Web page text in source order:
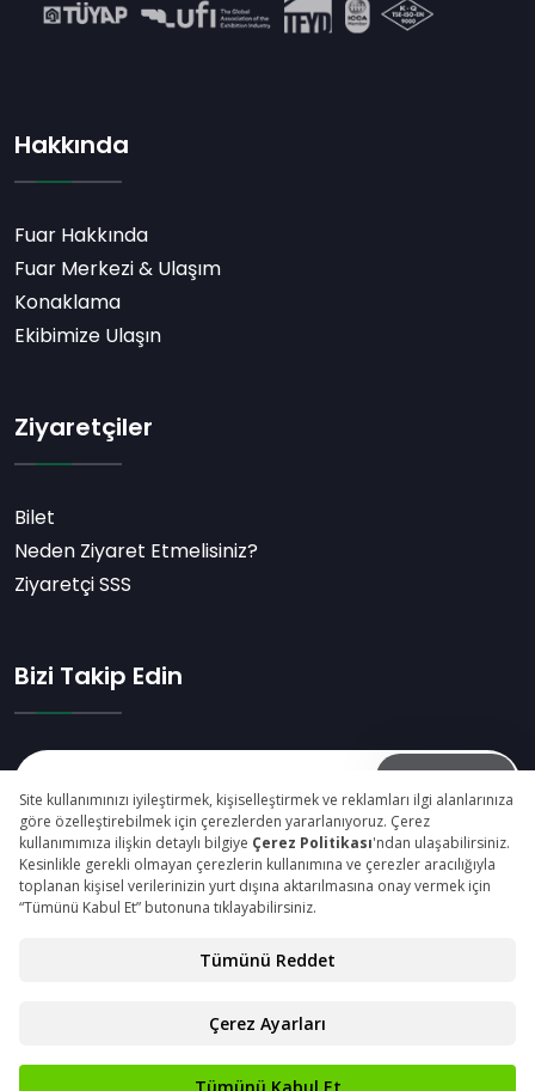
Hakkında
Fuar Hakkında
Fuar Merkezi & Ulaşım
Konaklama
Ekibimize Ulaşın
Ziyaretçiler
Bilet
Neden Ziyaret Etmelisiniz?
Ziyaretçi SSS
Bizi Takip Edin